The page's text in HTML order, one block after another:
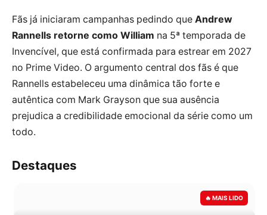
Fãs já iniciaram campanhas pedindo que Andrew
Rannells retorne como William na 5ª temporada de
Invencível, que está confirmada para estrear em 2027
no Prime Video. O argumento central dos fãs é que
Rannells estabeleceu uma dinâmica tão forte e
autêntica com Mark Grayson que sua ausência
prejudica a credibilidade emocional da série como um
todo.
Destaques